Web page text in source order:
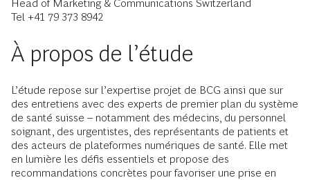
Head of Marketing & Communications Switzerland
Tel +41 79 373 8942
À propos de l’étude
L’étude repose sur l’expertise projet de BCG ainsi que sur
des entretiens avec des experts de premier plan du système
de santé suisse – notamment des médecins, du personnel
soignant, des urgentistes, des représentants de patients et
des acteurs de plateformes numériques de santé. Elle met
en lumière les défis essentiels et propose des
recommandations concrètes pour favoriser une prise en